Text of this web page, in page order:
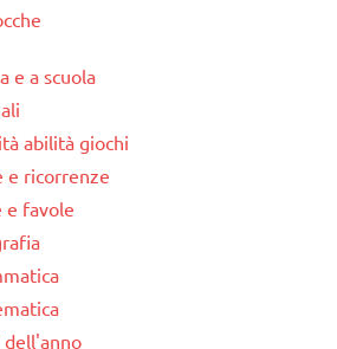
e a scuola
abilità giochi
e ricorrenze
e favole
dell'anno